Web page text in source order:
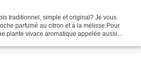
traditionnel, simple et original? Je vous
parfumé au citron et à la mélisse.Pour
plante vivace aromatique appelée aussi